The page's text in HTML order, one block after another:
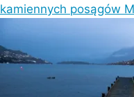
kamiennych posągów